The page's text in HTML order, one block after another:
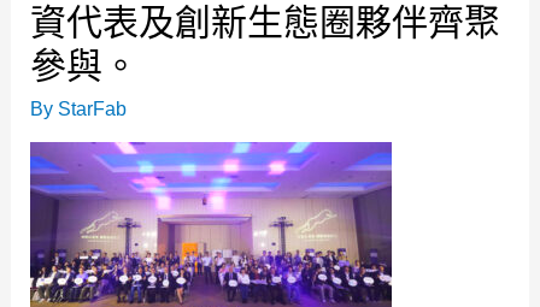
資代表及創新生態圈夥伴齊聚
參與。
By StarFab